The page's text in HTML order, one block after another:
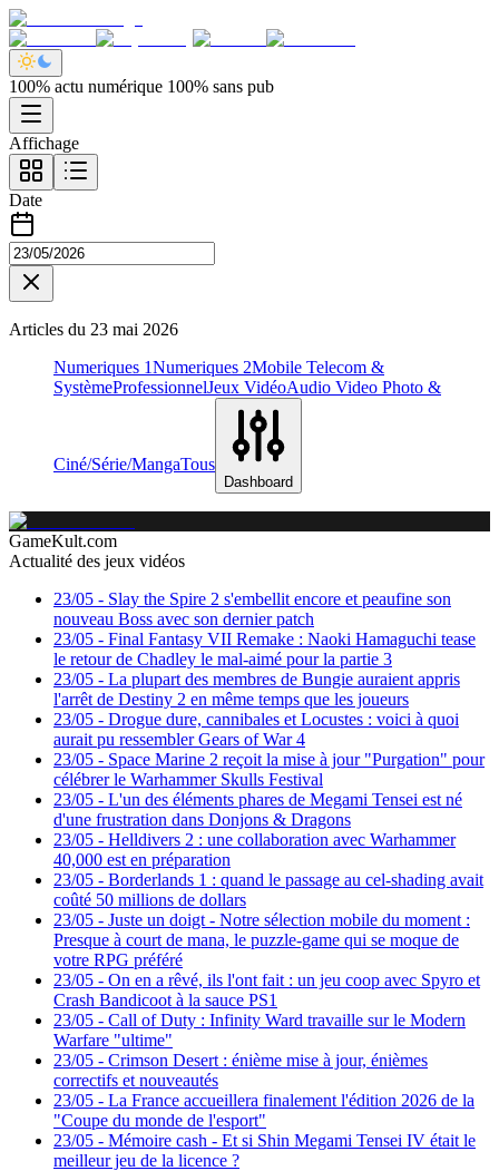
100% actu numérique 100% sans pub
Affichage
Date
Articles du 23 mai 2026
Numeriques 1Numeriques 2Mobile Telecom &
SystèmeProfessionnelJeux VidéoAudio Video Photo &
Ciné/Série/MangaTous
Dashboard
GameKult.com
Actualité des jeux vidéos
23/05 - Slay the Spire 2 s'embellit encore et peaufine son
nouveau Boss avec son dernier patch
23/05 - Final Fantasy VII Remake : Naoki Hamaguchi tease
le retour de Chadley le mal-aimé pour la partie 3
23/05 - La plupart des membres de Bungie auraient appris
l'arrêt de Destiny 2 en même temps que les joueurs
23/05 - Drogue dure, cannibales et Locustes : voici à quoi
aurait pu ressembler Gears of War 4
23/05 - Space Marine 2 reçoit la mise à jour "Purgation" pour
célébrer le Warhammer Skulls Festival
23/05 - L'un des éléments phares de Megami Tensei est né
d'une frustration dans Donjons & Dragons
23/05 - Helldivers 2 : une collaboration avec Warhammer
40,000 est en préparation
23/05 - Borderlands 1 : quand le passage au cel-shading avait
coûté 50 millions de dollars
23/05 - Juste un doigt - Notre sélection mobile du moment :
Presque à court de mana, le puzzle-game qui se moque de
votre RPG préféré
23/05 - On en a rêvé, ils l'ont fait : un jeu coop avec Spyro et
Crash Bandicoot à la sauce PS1
23/05 - Call of Duty : Infinity Ward travaille sur le Modern
Warfare "ultime"
23/05 - Crimson Desert : énième mise à jour, énièmes
correctifs et nouveautés
23/05 - La France accueillera finalement l'édition 2026 de la
"Coupe du monde de l'esport"
23/05 - Mémoire cash - Et si Shin Megami Tensei IV était le
meilleur jeu de la licence ?